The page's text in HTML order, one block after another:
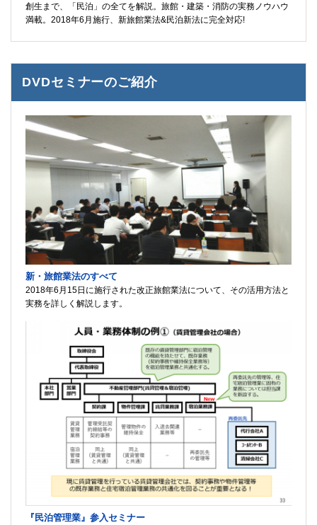
創生まで、「民泊」の全てを解説。旅館・建築・消防の実務ノウハウ
満載。2018年6月施行、新旅館業法&民泊新法に完全対応!
DVDセミナーのご紹介
新・旅館業法のすべて
2018年6月15日に施行された改正旅館業法について、その活用方法と
実務を詳しく解説します。
『民泊管理業』参入セミナー